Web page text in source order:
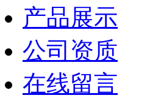
产品展示
公司资质
在线留言